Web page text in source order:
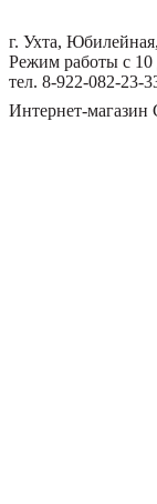
г. Ухта,
Режим работы с 10
тел. 8-922-082-23-
Интернет-